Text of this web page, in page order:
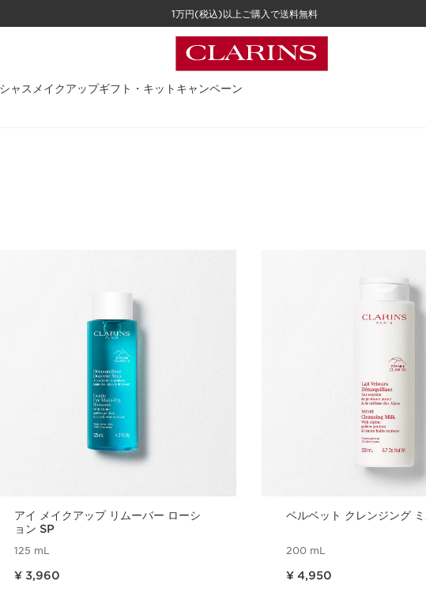
1万円(税込)以上ご購入で送料無料
ャス メイクアップギフト・キット キャンペーン
アイ メイクアップ リムーバー ローシ
ョン SP
125 mL
¥ 3,960
ベルベット クレンジング
200 mL
¥ 4,950